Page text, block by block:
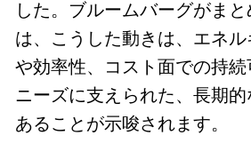
した。ブルームバーグがま
は、こうした動きは、エネ
や効率性、コスト面での持
ニーズに支えられた、長期
あることが示唆されます。